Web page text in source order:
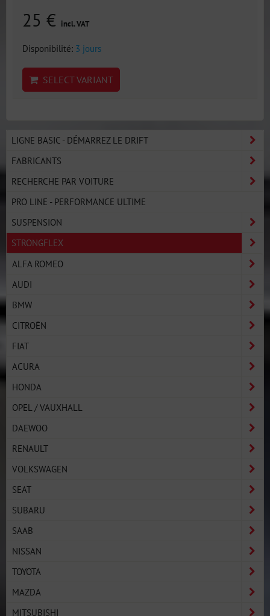
25 € incl. VAT
Disponibilité: 3 jours
SELECT VARIANT
LIGNE BASIC - DÉMARREZ LE DRIFT
FABRICANTS
RECHERCHE PAR VOITURE
PRO LINE - PERFORMANCE ULTIME
SUSPENSION
STRONGFLEX
ALFA ROMEO
AUDI
BMW
CITROËN
FIAT
ACURA
HONDA
OPEL / VAUXHALL
DAEWOO
RENAULT
VOLKSWAGEN
SEAT
SUBARU
SAAB
NISSAN
TOYOTA
MAZDA
MITSUBISHI